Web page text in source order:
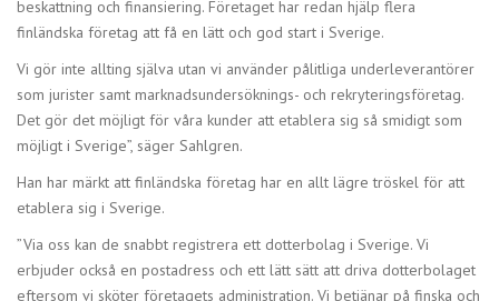
beskattning och finansiering. Företaget har redan hjälp flera
finländska företag att få en lätt och god start i Sverige.
Vi gör inte allting själva utan vi använder pålitliga underleverantörer
som jurister samt marknadsundersöknings- och rekryteringsföretag.
Det gör det möjligt för våra kunder att etablera sig så smidigt som
möjligt i Sverige”, säger Sahlgren.
Han har märkt att finländska företag har en allt lägre tröskel för att
etablera sig i Sverige.
”Via oss kan de snabbt registrera ett dotterbolag i Sverige. Vi
erbjuder också en postadress och ett lätt sätt att driva dotterbolaget
eftersom vi sköter företagets administration. Vi betjänar på finska och